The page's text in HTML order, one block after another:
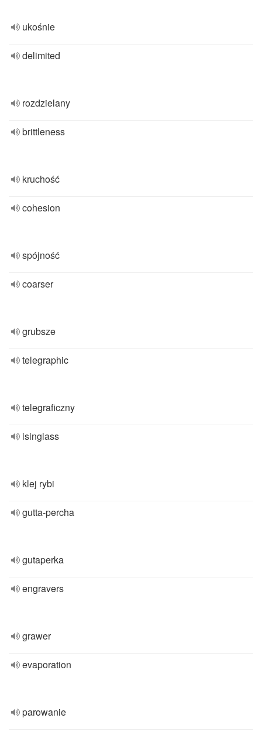
ukośnie
delimited
rozdzielany
brittleness
kruchość
cohesion
spójność
coarser
grubsze
telegraphic
telegraficzny
isinglass
klej rybi
gutta-percha
gutaperka
engravers
grawer
evaporation
parowanie